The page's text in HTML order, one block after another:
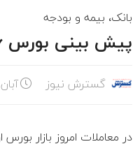
بانک، بیمه و بودجه
پیش بینی بورس ۱۶ آبان | بورس هفته را خونین تمام می کند؟
گسترش نیوز آبان ۱۶, ۱۴۰۳